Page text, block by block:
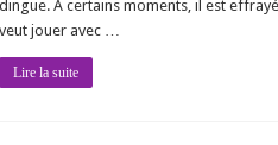
dingue. A certains moments, il est
veut jouer avec …
Lire la suite